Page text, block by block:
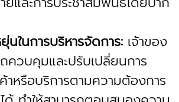
ในการบริหารจัดการ: เจ้าของ
ควบคุมและปรับเปลี่ยนการ
าหรือบริการตามความต้องการ